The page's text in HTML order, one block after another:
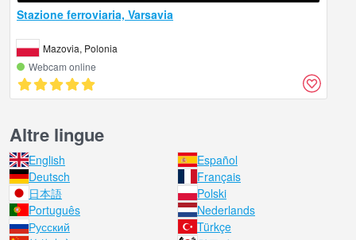
Stazione ferroviaria, Varsavia
Mazovia, Polonia
Webcam online
Altre lingue
English
Español
Deutsch
Français
日本語
Polski
Português
Nederlands
Русский
Türkçe